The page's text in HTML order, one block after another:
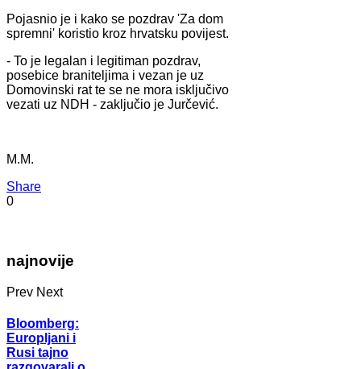
Pojasnio je i kako se pozdrav 'Za dom
spremni' koristio kroz hrvatsku povijest.
- To je legalan i legitiman pozdrav,
posebice braniteljima i vezan je uz
Domovinski rat te se ne mora isključivo
vezati uz NDH - zaključio je Jurčević.
M.M.
Share
0
najnovije
Prev Next
Bloomberg:
Europljani i
Rusi tajno